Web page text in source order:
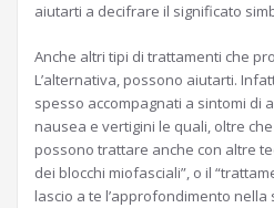
aiutarti a decifrare il significato
Anche altri tipi di trattamenti che
L’alternativa, possono aiutarti.
spesso accompagnati a sintomi di
nausea e vertigini le quali, oltre
possono trattare anche con altre
dei blocchi miofasciali”, o il
lascio a te l’approfondimento